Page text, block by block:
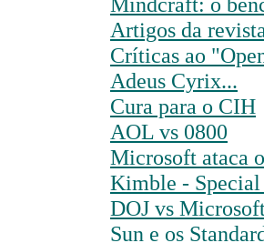
Artigos da
Críticas ao
Adeus Cyrix...
Cura para o CIH
AOL vs 0800
Microsoft ataca
Kimble -
DOJ vs
Sun e os